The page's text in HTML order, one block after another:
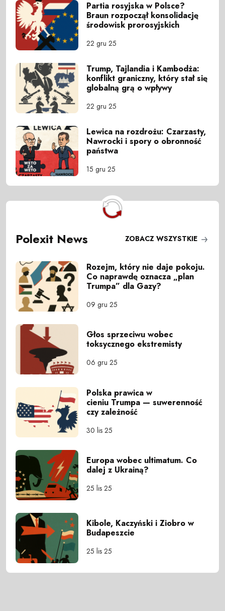
Partia rosyjska w Polsce?
Braun rozpoczął konsolidację
środowisk prorosyjskich
22 gru 25
Trump, Tajlandia i Kambodża:
konflikt graniczny, który stał się
globalną grą o wpływy
22 gru 25
Lewica na rozdrożu: Czarzasty,
Nawrocki i spory o obronność
państwa
15 gru 25
Polexit News ZOBACZ WSZYSTKIE
Rozejm, który nie daje pokoju.
Co naprawdę oznacza „plan
Trumpa” dla Gazy?
09 gru 25
Głos sprzeciwu wobec
toksycznego ekstremisty
06 gru 25
Polska prawica w
cieniu Trumpa — suwerenność
czy zależność
30 lis 25
Europa wobec ultimatum. Co
dalej z Ukrainą?
25 lis 25
Kibole, Kaczyński i Ziobro w
Budapeszcie
25 lis 25